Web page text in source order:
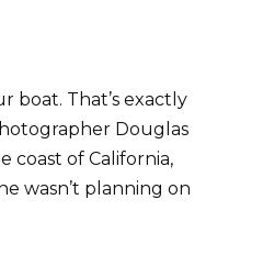
boat. That’s exactly
Douglas
coast of California,
wasn’t planning on